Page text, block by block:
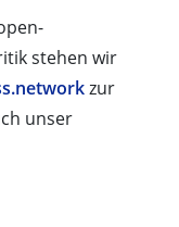
stehen wir
zur
unser